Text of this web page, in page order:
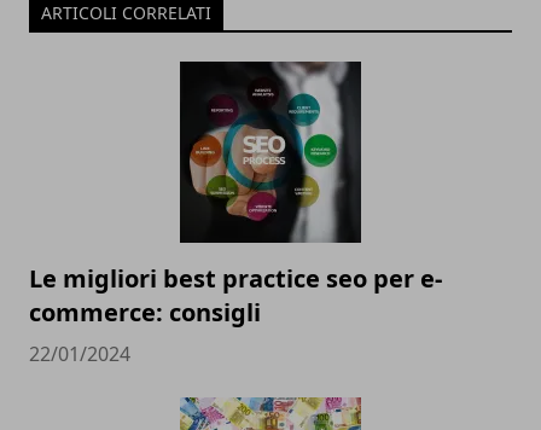
ARTICOLI CORRELATI
Le migliori best practice seo per e-
commerce: consigli
22/01/2024